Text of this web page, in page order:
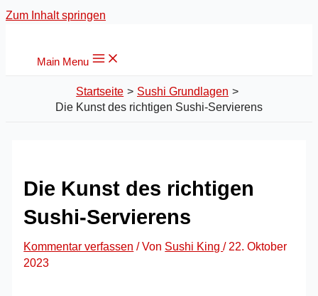
Zum Inhalt springen
Main Menu
Startseite
Sushi Grundlagen
Die Kunst des richtigen Sushi-Servierens
Die Kunst des richtigen
Sushi-Servierens
Kommentar verfassen / Von Sushi King/ 22. Oktober
2023